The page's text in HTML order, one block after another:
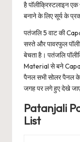
है पॉलीक्रिस्टलाइन
बनाने के लिए सूर्य के
पतंजलि 5 वाट की
सस्ते और पावरफुल
बेचता है। पतंजलि
Material से बने
पैनल सभी सोलर पैनल
जगह पर लगे हुए देखे
Patanjali
List